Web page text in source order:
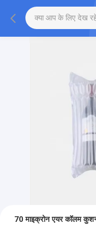
70 माइक्रोन एयर कॉलम